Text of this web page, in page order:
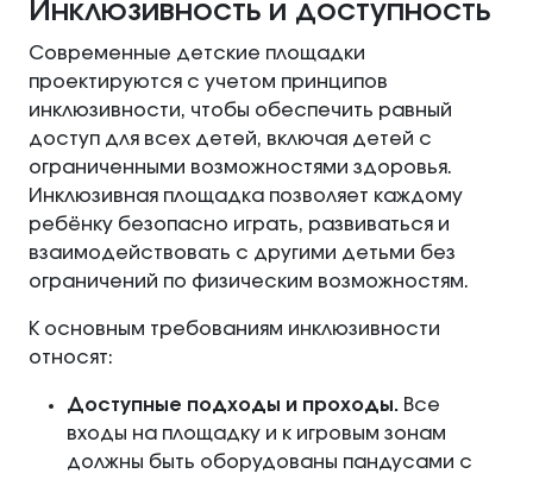
Инклюзивность и доступность
Современные детские площадки
проектируются с учетом принципов
инклюзивности, чтобы обеспечить равный
доступ для всех детей, включая детей с
ограниченными возможностями здоровья.
Инклюзивная площадка позволяет каждому
ребёнку безопасно играть, развиваться и
взаимодействовать с другими детьми без
ограничений по физическим возможностям.
К основным требованиям инклюзивности
относят:
Доступные подходы и проходы. Все
входы на площадку и к игровым зонам
должны быть оборудованы пандусами с